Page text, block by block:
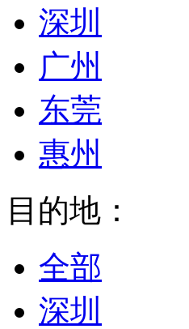
深圳
广州
东莞
惠州
目的地：
全部
深圳